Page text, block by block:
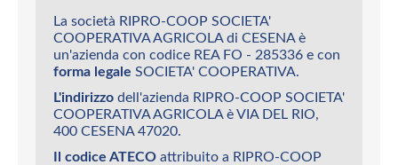
La società RIPRO-COOP SOCIETA'
COOPERATIVA AGRICOLA di CESENA è
un'azienda con codice REA FO - 285336 e con
forma legale SOCIETA' COOPERATIVA.
L'indirizzo dell'azienda RIPRO-COOP SOCIETA'
COOPERATIVA AGRICOLA è VIA DEL RIO,
400 CESENA 47020.
Il codice ATECO attribuito a RIPRO-COOP